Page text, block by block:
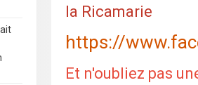
la Ricamarie
https://
Et n'oubliez pas